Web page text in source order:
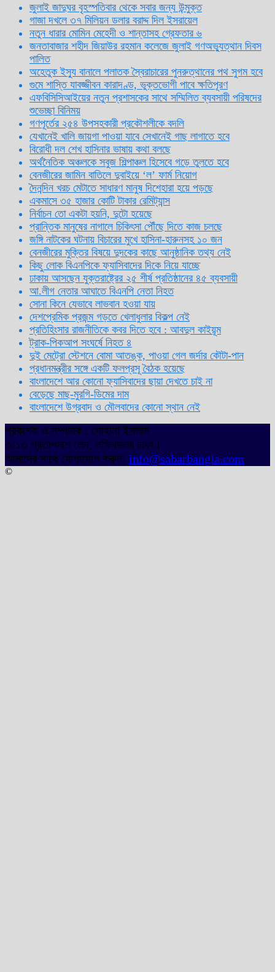
জুলাই জাদুঘর বৃহস্পতিবার থেকে সবার জন্য উন্মুক্ত
গাজা দখলে ৩৭ মিলিয়ন ডলার বরাদ্দ দিল ইসরায়েল
নতুন ধারার মোমিন মেহেদী ও শান্তাসহ গ্রেফতার ৬
জনতাবাজার শহীদ জিয়াউর রহমান কলেজে জুলাই গণঅভ্যুত্থান দিবস
পালিত
অহেতুক ইস্যু বানালে পলাতক স্বৈরাচারের পুনরুত্থানের পথ সুগম হবে
গুমে শাস্তি যাবজ্জীবন কারাদণ্ড, ভুক্তভোগী পাবে ক্ষতিপূরণ
এফবিসিসিআইয়ের নতুন প্রশাসকের সাথে সম্মিলিত ব্যবসায়ী পরিষদের
শুভেচ্ছা বিনিময়
গণপূর্তের ২৫৪ উপসহকারী প্রকৌশলীকে বদলি
যেখানেই খালি জায়গা পাওয়া যাবে সেখানেই গাছ লাগাতে হবে
বিরোধী দল শেখ হাসিনার ভাষায় কথা বলছে
অর্থনৈতিক অঞ্চলকে সবুজ শিল্পাঞ্চল হিসেবে গড়ে তুলতে হবে
বেনজীরের জামিন বাতিলে দুবাইয়ে ‌‘ল’ ফার্ম নিয়োগ
দৈনন্দিন খরচ মেটাতে সাধারণ মানুষ দিশেহারা হয়ে পড়ছে
একমাসে ৩৫ হাজার কোটি টাকার রেমিট্যান্স
নির্বাচন তো একটা হয়নি, দুটো হয়েছে
প্রান্তিক মানুষের নাগালে চিকিৎসা পৌঁছে দিতে কাজ চলছে
জঙ্গি নাটকের ঘটনায় বিচারের মুখে হাসিনা-হারুনসহ ১০ জন
বেনজীরের মুক্তির বিষয়ে দুদকের কাছে আনুষ্ঠানিক তথ্য নেই
কিছু লোক বিএনপিকে ফ্যাসিবাদের দিকে নিয়ে যাচ্ছে
ঢাকায় আসছেন যুক্তরাষ্ট্রের ২৫ শীর্ষ প্রতিষ্ঠানের ৪৫ ব্যবসায়ী
আ.লীগ নেতার আঘাতে বিএনপি নেতা নিহত
সোনা কিনে যেভাবে লাভবান হওয়া যায়
দেশপ্রেমিক প্রজন্ম গড়তে খেলাধুলার বিকল্প নেই
প্রতিহিংসার রাজনীতিকে কবর দিতে হবে : আবদুল কাইয়ূম
ট্রাক-পিকআপ সংঘর্ষে নিহত ৪
দুই মেট্রো স্টেশনে বোমা আতঙ্ক, পাওয়া গেল জর্দার কৌটা-পান
প্রধানমন্ত্রীর সঙ্গে একটি ফলপ্রসূ বৈঠক হয়েছে
বাংলাদেশে আর কোনো ফ্যাসিবাদের ছায়া দেখতে চাই না
বেড়েছে মাছ-মুরগি-ডিমের দাম
বাংলাদেশে উগ্রবাদ ও মৌলবাদের কোনো স্থান নেই
প্রকাশক ও সম্পাদক : সোহানা ইসলাম
৩/১৩ প্রতাপদাশ লেন, লক্ষিবাজার ঢাকা।
আমাদের সাথে যোগাযোগ করুন: info@sabarbangla.com
©